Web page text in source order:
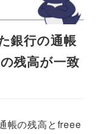
銀行の通帳
残高が一致
帳の残高とfreee